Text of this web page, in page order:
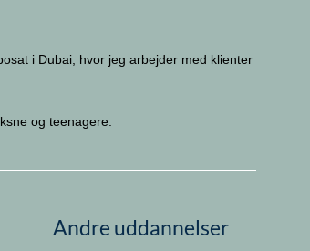
i Dubai, hvor jeg arbejder med klienter
og teenagere.
Andre uddannelser